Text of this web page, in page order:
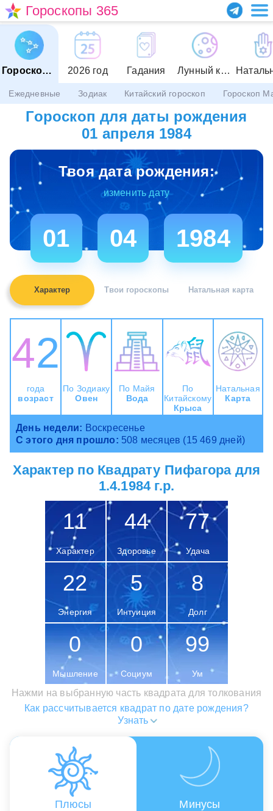
Гороскопы 365
Гороскопы 2026 год Гадания Лунный календарь
Ежедневные Зодиак Китайский гороскоп Гороскоп
Гороскоп для даты рождения
01 апреля 1984
Твоя дата рождения:
изменить дату
01 04 1984
Характер Твои гороскопы Натальная карта
42
года
возраст
По Зодиаку
Овен
По Майя
Вода
По
Китайскому
Крыса
Натальная
Карта
День недели: Воскресенье
С этого дня прошло: 508 месяцев (15 469 дней)
Характер по Квадрату Пифагора для
1.4.1984 г.р.
11
Характер
44
Здоровье
77
Удача
22
Энергия
5
Интуиция
8
Долг
0
Мышление
0
Социум
99
Ум
Нажми на выбранную часть квадрата для толкования
Как рассчитывается квадрат по дате рождения?
Узнать
Плюсы Минусы